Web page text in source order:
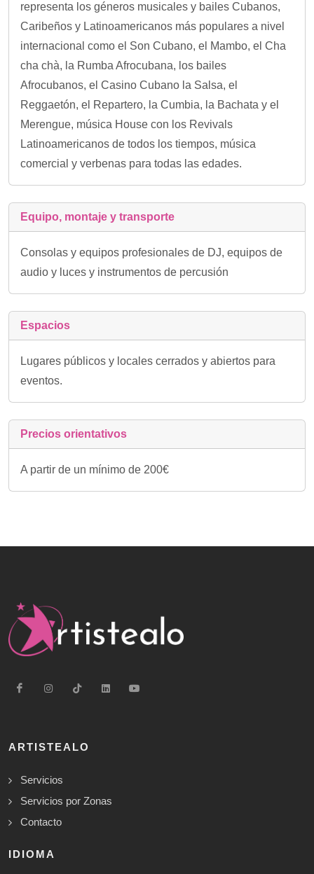
representa los géneros musicales y bailes Cubanos,
Caribeños y Latinoamericanos más populares a nivel
internacional como el Son Cubano, el Mambo, el Cha
cha chà, la Rumba Afrocubana, los bailes
Afrocubanos, el Casino Cubano la Salsa, el
Reggaetón, el Repartero, la Cumbia, la Bachata y el
Merengue, música House con los Revivals
Latinoamericanos de todos los tiempos, música
comercial y verbenas para todas las edades.
Equipo, montaje y transporte
Consolas y equipos profesionales de DJ, equipos de
audio y luces y instrumentos de percusión
Espacios
Lugares públicos y locales cerrados y abiertos para
eventos.
Precios orientativos
A partir de un mínimo de 200€
ARTISTEALO
Servicios
Servicios por Zonas
Contacto
IDIOMA